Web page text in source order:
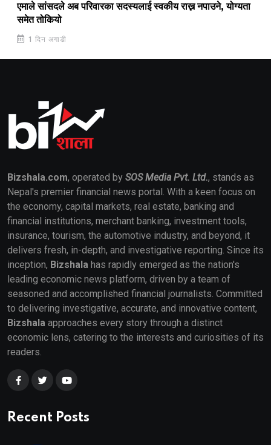
एमाले सांसदले अब परिवारका सदस्यलाई स्वकीय राख्न नपाउने, योग्यता
समेत तोकियो
1 दिन अगाडी
Bizshala.com, operated by SOS Media Pvt. Ltd., stands as
Nepal's premier financial news portal. With a keen focus on
the economy, capital markets, real estate, banking and
financial institutions, merchant banking, investment tools,
insurance, tourism, the automotive industry, and beyond, it
delivers fresh, in-depth, and investigative reporting. Since its
inception, Bizshala has rapidly emerged as the nation's
leading economic news platform, driven by a team of
seasoned and accomplished financial journalists. Committed
to delivering investigative, accurate, and innovative content,
Bizshala approaches every story through a distinct
economic lens, catering to the interests and curiosities of its
readers.
Recent Posts